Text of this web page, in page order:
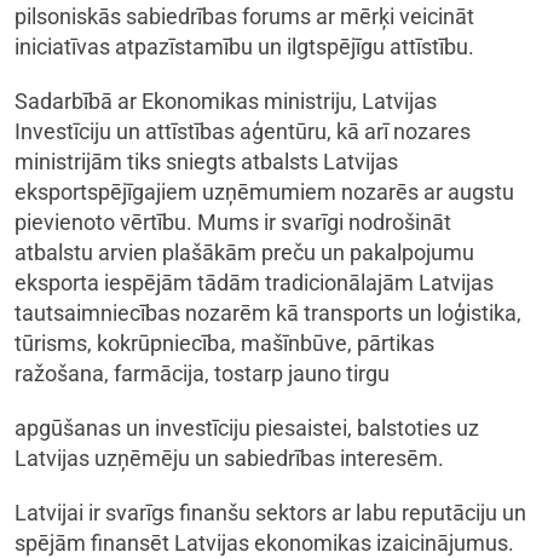
pilsoniskās sabiedrības forums ar mērķi veicināt
iniciatīvas atpazīstamību un ilgtspējīgu attīstību.
Sadarbībā ar Ekonomikas ministriju, Latvijas
Investīciju un attīstības aģentūru, kā arī nozares
ministrijām tiks sniegts atbalsts Latvijas
eksportspējīgajiem uzņēmumiem nozarēs ar augstu
pievienoto vērtību. Mums ir svarīgi nodrošināt
atbalstu arvien plašākām preču un pakalpojumu
eksporta iespējām tādām tradicionālajām Latvijas
tautsaimniecības nozarēm kā transports un loģistika,
tūrisms, kokrūpniecība, mašīnbūve, pārtikas
ražošana, farmācija, tostarp jauno tirgu
apgūšanas un investīciju piesaistei, balstoties uz
Latvijas uzņēmēju un sabiedrības interesēm.
Latvijai ir svarīgs finanšu sektors ar labu reputāciju un
spējām finansēt Latvijas ekonomikas izaicinājumus.